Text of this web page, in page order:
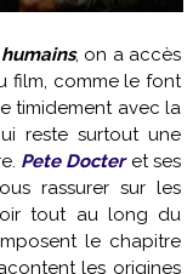
, on a accès
film, comme le font
timidement avec la
reste surtout une
Pete Docteret ses
rassurer sur les
tout au long du
le chapitre
les origines